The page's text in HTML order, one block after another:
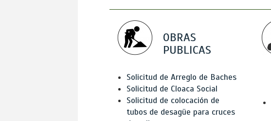
OBRAS
PUBLICAS
Solicitud de Arreglo de Baches
Solicitud de Cloaca Social
Solicitud de colocación de
tubos de desagüe para cruces